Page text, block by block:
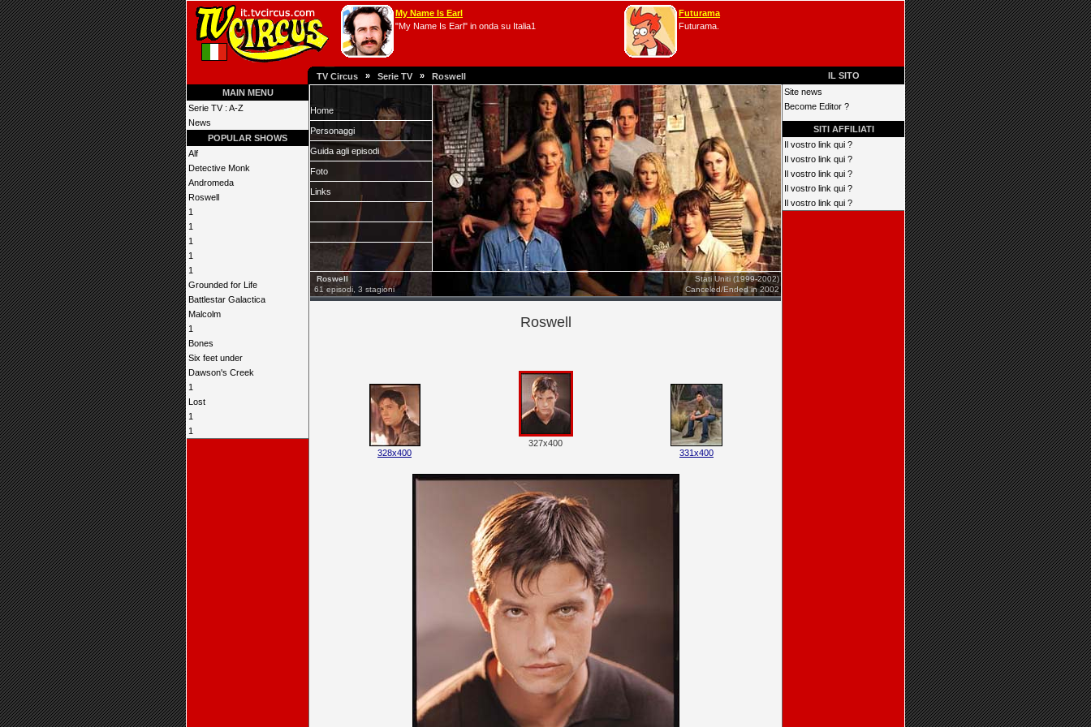
My Name Is Earl
"My Name Is Earl" in onda su Italia1
Futurama
Futurama.
TV Circus » Serie TV » Roswell
IL SITO
MAIN MENU
Serie TV : A-Z
News
POPULAR SHOWS
Alf
Detective Monk
Andromeda
Roswell
1
1
1
1
1
Grounded for Life
Battlestar Galactica
Malcolm
1
Bones
Six feet under
Dawson's Creek
1
Lost
1
1
Home
Personaggi
Guida agli episodi
Foto
Links
Roswell
61 episodi, 3 stagioni
Stati Uniti (1999-2002)
Canceled/Ended in 2002
Roswell
328x400
327x400
331x400
Site news
Become Editor ?
SITI AFFILIATI
Il vostro link qui ?
Il vostro link qui ?
Il vostro link qui ?
Il vostro link qui ?
Il vostro link qui ?